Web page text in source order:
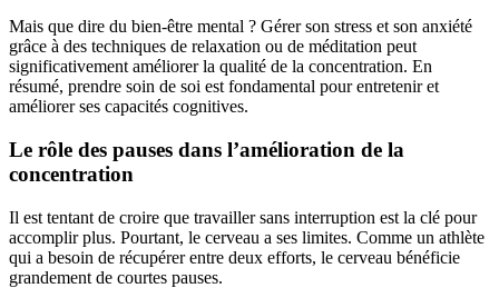
Mais que dire du bien-être mental ? Gérer son stress et son anxiété
grâce à des techniques de relaxation ou de méditation peut
significativement améliorer la qualité de la concentration. En
résumé, prendre soin de soi est fondamental pour entretenir et
améliorer ses capacités cognitives.
Le rôle des pauses dans l’amélioration de la
concentration
Il est tentant de croire que travailler sans interruption est la clé pour
accomplir plus. Pourtant, le cerveau a ses limites. Comme un athlète
qui a besoin de récupérer entre deux efforts, le cerveau bénéficie
grandement de courtes pauses.